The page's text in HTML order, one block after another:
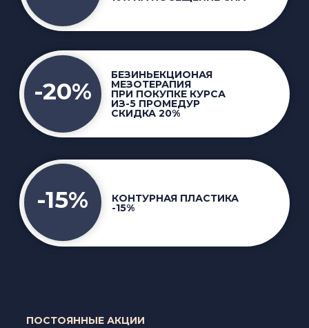
КОНТУРНАЯ ПЛАСТИКА
-15%
-15%
-20%
БЕЗИНЬЕКЦИОНАЯ
МЕЗОТЕРАПИЯ
ПРИ ПОКУПКЕ КУРСА
СКИДКА 20%
ВТОРНИК -5% НА ВСЁ!
-5%
ПОСТОЯННЫЕ АКЦИИ
СЛЕДУЮЩЕЕ ПОСЕЩЕНИЕ!
-15%
ИМЕНИННИКАМ НА ВСЁ!